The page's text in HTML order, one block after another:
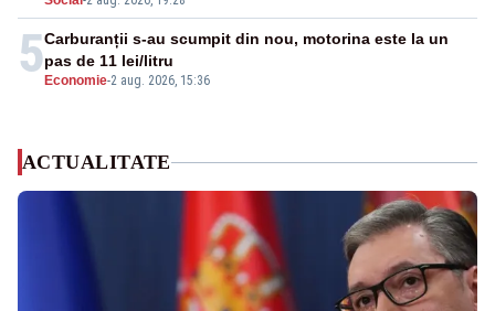
5 Economie-2 aug. 2026, 15:36
Carburanții s-au scumpit din nou, motorina este la un
pas de 11 lei/litru
ACTUALITATE